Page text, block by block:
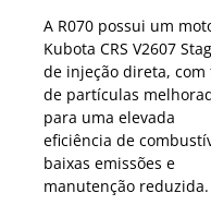
A R070 possui um
Kubota CRS V2607
de injeção direta,
de partículas
para uma elevada
eficiência de
baixas emissões e
manutenção reduzida.